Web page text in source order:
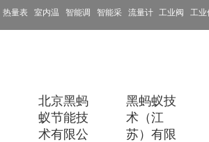
热量表 室内温 智能调 智能采 流量计 工业阀 工业
北京黑蚂
蚁节能技
术有限公
黑蚂蚁技
术（江
苏）有限